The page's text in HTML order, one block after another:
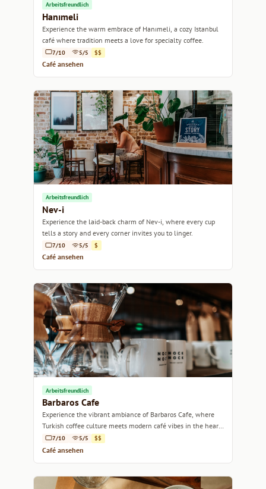
Arbeitsfreundlich
Hanımeli
Experience the warm embrace of Hanımeli, a cozy Istanbul
café where tradition meets a love for specialty coffee.
7/10 5/5 $$
Café ansehen
Arbeitsfreundlich
Nev-i
Experience the laid-back charm of Nev-i, where every cup
tells a story and every corner invites you to linger.
7/10 5/5 $
Café ansehen
Arbeitsfreundlich
Barbaros Cafe
Experience the vibrant ambiance of Barbaros Cafe, where
Turkish coffee culture meets modern café vibes in the heart
of Istanbul.
7/10 5/5 $$
Café ansehen